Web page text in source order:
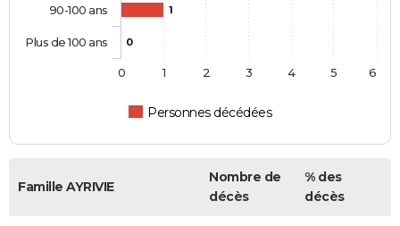
1
0
Personnes décédées
90-100 ans
Plus de 100 ans
0 1 2 3 4 5 6
Famille AYRIVIE
Nombre de
décès
% des
décès